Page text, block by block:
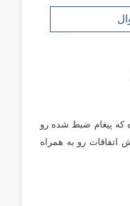
که پیغام ضبط شده رو
اتفاقات رو به همراه